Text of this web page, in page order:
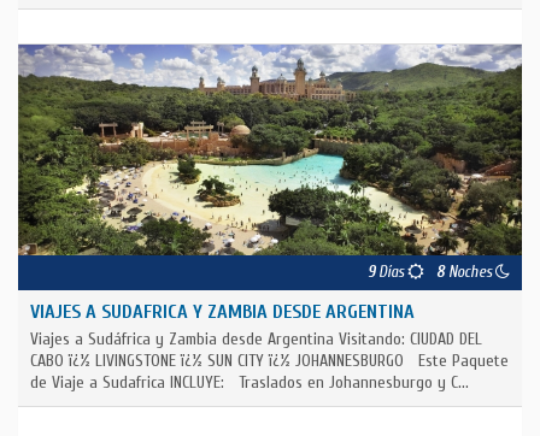
9Días 8Noches
VIAJES A SUDAFRICA Y ZAMBIA DESDE ARGENTINA
Viajes a Sudáfrica y Zambia desde Argentina Visitando: CIUDAD DEL
CABO ï¿½ LIVINGSTONE ï¿½ SUN CITY ï¿½ JOHANNESBURGO Este Paquete
de Viaje a Sudafrica INCLUYE: Traslados en Johannesburgo y C...